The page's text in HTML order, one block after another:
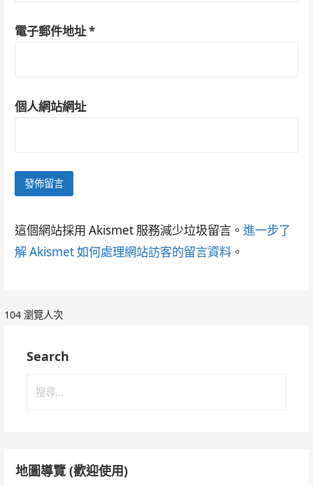
電子郵件地址*
個人網站網址
這個網站採用 Akismet 服務減少垃圾留言。 進一步了
解 Akismet 如何處理網站訪客的留言資料。
104 瀏覽人次
Search
地圖導覽 (歡迎使用)